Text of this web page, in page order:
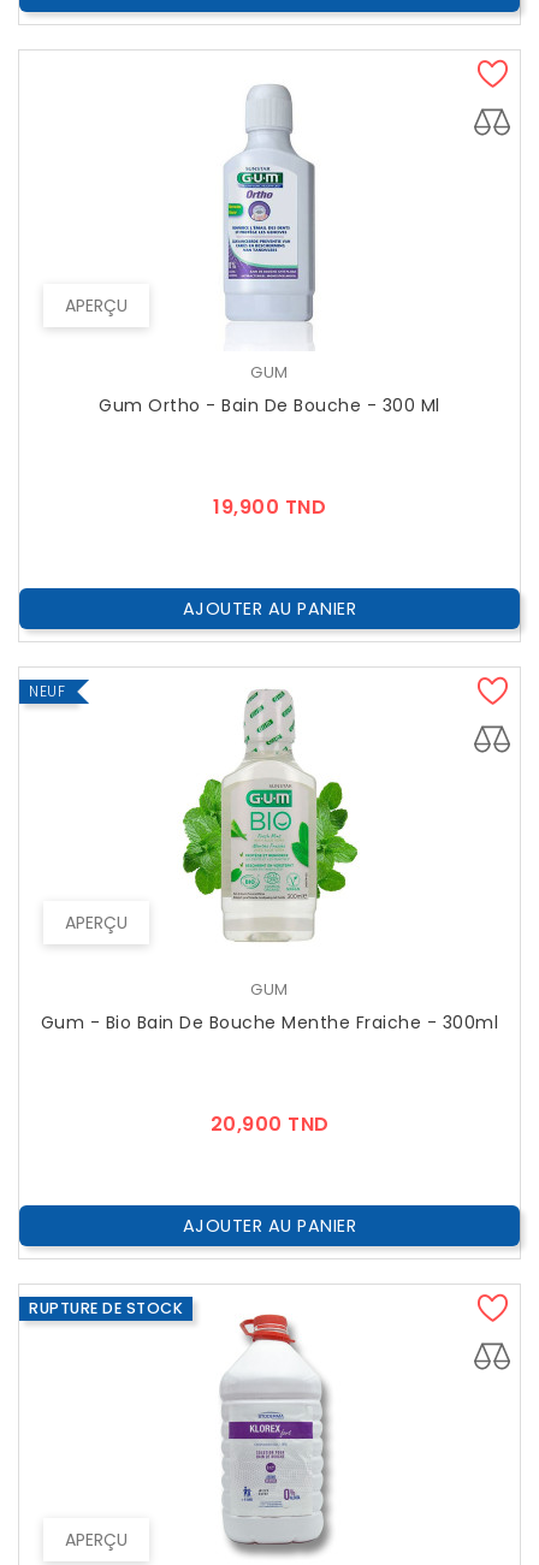
APERÇU
GUM
Gum Ortho - Bain De Bouche - 300 Ml
19,900 TND
AJOUTER AU PANIER
APERÇU
NEUF
GUM
Gum - Bio Bain De Bouche Menthe Fraiche - 300ml
20,900 TND
AJOUTER AU PANIER
APERÇU
RUPTURE DE STOCK